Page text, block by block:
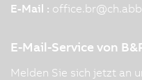
E-Mail : office.br@
E-Mail-Service von
Melden Sie sich jetzt an